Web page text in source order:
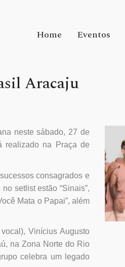
Home Eventos
Aracaju
neste sábado, 27 de
realizado na Praça de
consagrados e
setlist estão “Sinais”,
Mata o Papai”, além
Vinícius Augusto
na Zona Norte do Rio
celebra um legado